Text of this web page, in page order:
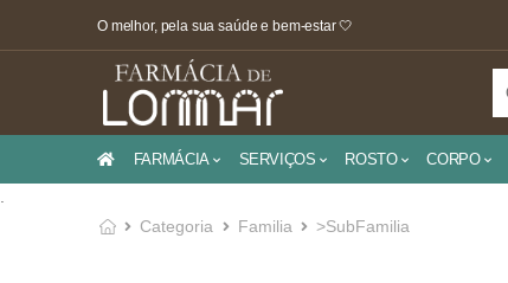
O melhor, pela sua saúde e bem-estar 🤍
FARMÁCIA SERVIÇOS ROSTO CORPO
Categoria
Familia >SubFamilia